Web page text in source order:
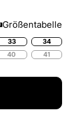
Größentabelle
33
34
40 41